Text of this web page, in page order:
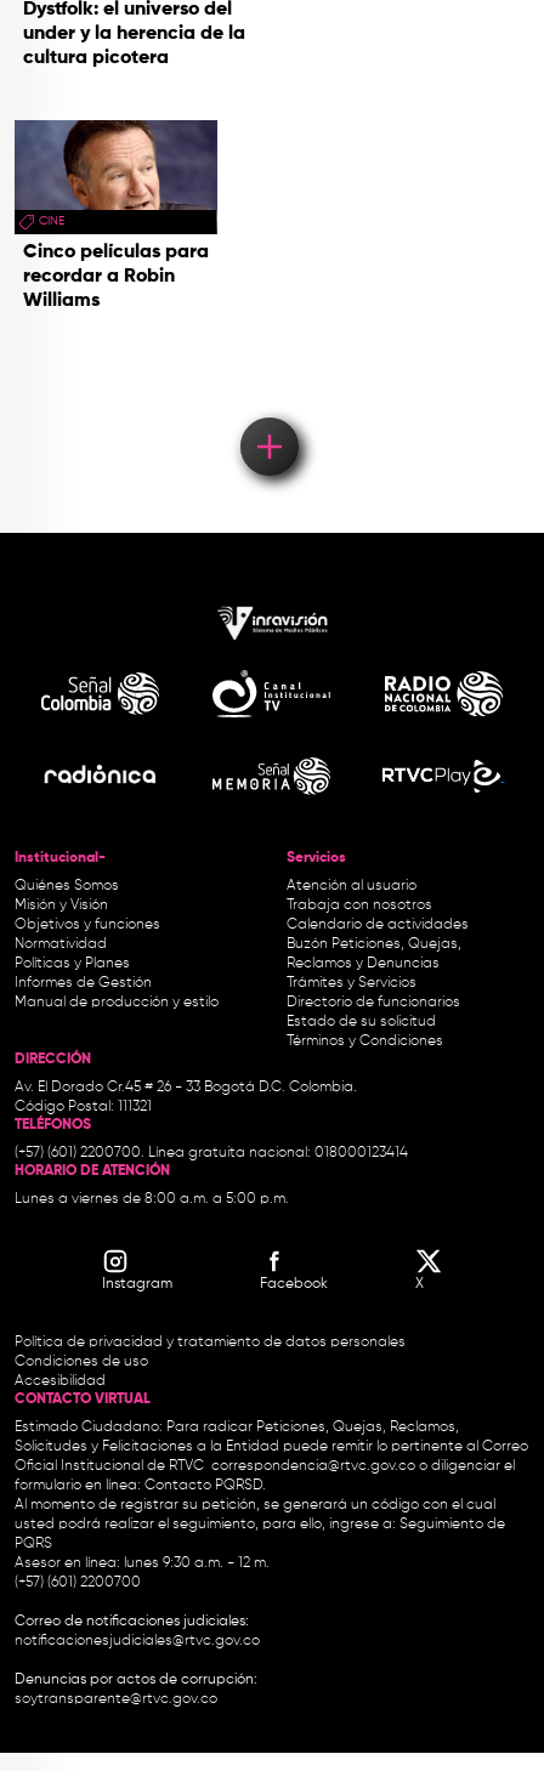
Dystfolk: el universo del
under y la herencia de la
cultura picotera
CINE
Cinco películas para
recordar a Robin
Williams
Institucional-
Quiénes Somos
Misión y Visión
Objetivos y funciones
Normatividad
Políticas y Planes
Informes de Gestión
Manual de producción y estilo
Servicios
Atención al usuario
Trabaja con nosotros
Calendario de actividades
Buzón Peticiones, Quejas,
Reclamos y Denuncias
Trámites y Servicios
Directorio de funcionarios
Estado de su solicitud
Términos y Condiciones
DIRECCIÓN
Av. El Dorado Cr.45 # 26 - 33 Bogotá D.C. Colombia.
Código Postal: 111321
TELÉFONOS
(+57) (601) 2200700. Línea gratuita nacional: 018000123414
HORARIO DE ATENCIÓN
Lunes a viernes de 8:00 a.m. a 5:00 p.m.
Instagram Facebook X
Política de privacidad y tratamiento de datos personales
Condiciones de uso
Accesibilidad
CONTACTO VIRTUAL
Estimado Ciudadano: Para radicar Peticiones, Quejas, Reclamos,
Solicitudes y Felicitaciones a la Entidad puede remitir lo pertinente al Correo
Oficial Institucional de RTVC correspondencia@rtvc.gov.co o diligenciar el
formulario en línea: Contacto PQRSD.
Al momento de registrar su petición, se generará un código con el cual
usted podrá realizar el seguimiento, para ello, ingrese a: Seguimiento de
PQRS
Asesor en línea: lunes 9:30 a.m. - 12 m.
(+57) (601) 2200700
Correo de notificaciones judiciales:
notificacionesjudiciales@rtvc.gov.co
Denuncias por actos de corrupción:
soytransparente@rtvc.gov.co